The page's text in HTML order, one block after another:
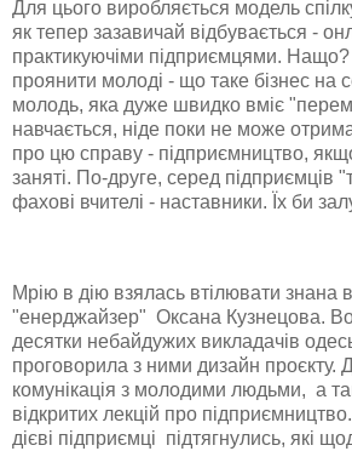
Для цього виробляється модель
як тепер зазавичай відбувається -
практикуючіми підприємцями.
проянити молоді - що таке бізнес на
молодь, яка дуже швидко вміє
навчається, ніде поки не може
про цю справу - підприємництво,
заняті. По-друге, серед підприємців
фахові вчителі - наставники. Їх би
Мрію в дію взялась втілювати знана в
"енерджайзер" Оксана Кузнецова.
десятки небайдужих викладачів
проговорила з ними дизайн проєкту.
комунікація з молодими людьми, а
відкритих лекцій про
дієві підприємці підтягнулись, які